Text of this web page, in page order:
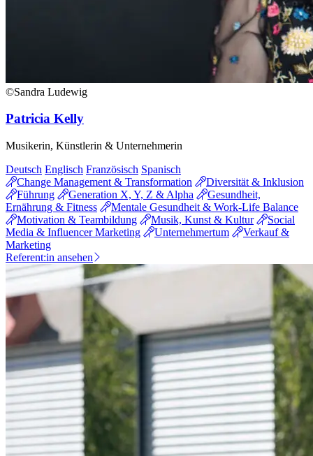
©Sandra Ludewig
Patricia Kelly
Musikerin, Künstlerin & Unternehmerin
Deutsch Englisch Französisch Spanisch
Change Management & Transformation
Diversität & Inklusion
Führung
Generation X, Y, Z & Alpha
Gesundheit,
Ernährung & Fitness
Mentale Gesundheit & Work-Life Balance
Motivation & Teambildung
Musik, Kunst & Kultur
Social
Media & Influencer Marketing
Unternehmertum
Verkauf &
Marketing
Referent:in ansehen